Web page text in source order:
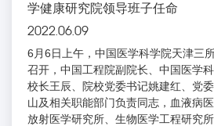
学健康研究院领导班子任命
2022.06.09
6月6日上午，中国医学科学院天津三
召开，中国工程院副院长、中国医学
校长王辰、院校党委书记姚建红、党
山及相关职能部门负责同志，血液病
放射医学研究所、生物医学工程研究